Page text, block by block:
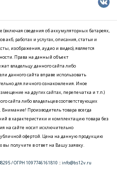
сведения об аккумуляторных батареях,
акб, работах и услугах, описания, статьи и
изображения, аудио и видео), является
Права на данный объект
владельцу данного сайта либо
данного сайта вправе использовать
для личного ознакомления. Иное
на других сайтах, перепечатка и т.п.)
сайта либо владельцев соответствующих
Внимание! Производитель товара всегда
в характеристики и комплектацию товара без
на сайте носит исключительно
офертой. Цена на данную продукцию
получите в ответ на Вашу заявку.
/ ОГРН 1097746161810 ::info@bs12v.ru